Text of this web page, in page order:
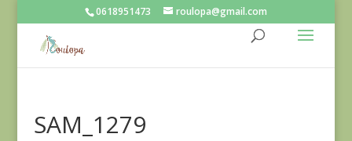
0618951473 roulopa@gmail.com
SAM_1279